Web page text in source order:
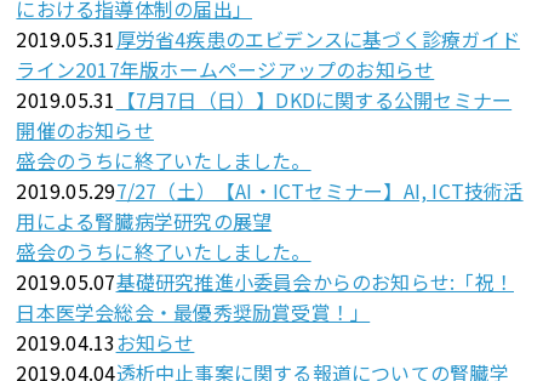
における指導体制の届出」
2019.05.31厚労省4疾患のエビデンスに基づく診療ガイド
ライン2017年版ホームページアップのお知らせ
2019.05.31 【7月7日（日）】DKDに関する公開セミナー
開催のお知らせ
盛会のうちに終了いたしました。
2019.05.297/27（土）【AI・ICTセミナー】AI, ICT技術活
用による腎臓病学研究の展望
盛会のうちに終了いたしました。
2019.05.07基礎研究推進小委員会からのお知らせ:「祝！
日本医学会総会・最優秀奨励賞受賞！」
2019.04.13お知らせ
2019.04.04透析中止事案に関する報道についての腎臓学